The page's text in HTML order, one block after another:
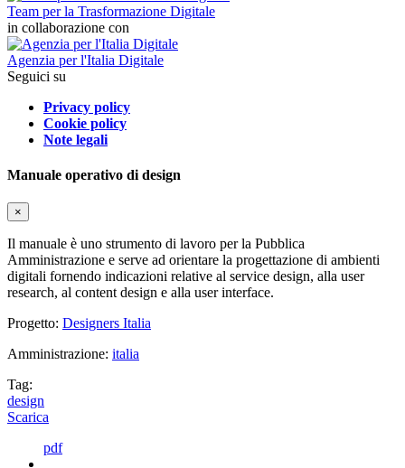
Team per la Trasformazione Digitale
in collaborazione con
Agenzia per l'Italia Digitale
Seguici su
Privacy policy
Cookie policy
Note legali
Manuale operativo di design
×
Il manuale è uno strumento di lavoro per la Pubblica
Amministrazione e serve ad orientare la progettazione di ambienti
digitali fornendo indicazioni relative al service design, alla user
research, al content design e alla user interface.
Progetto: Designers Italia
Amministrazione: italia
Tag:
design
Scarica
pdf